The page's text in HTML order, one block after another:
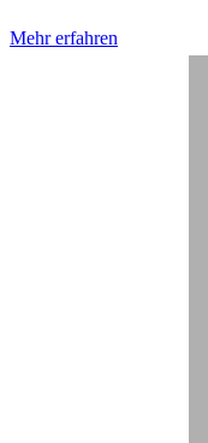
Mehr erfahren